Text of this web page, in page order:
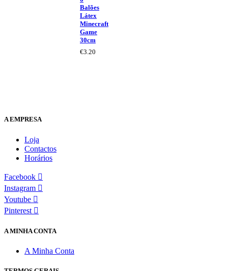
Balões
Látex
Minecraft
Game
30cm
€3.20
A EMPRESA
Loja
Contactos
Horários
Facebook
Instagram
Youtube
Pinterest
A MINHA CONTA
A Minha Conta